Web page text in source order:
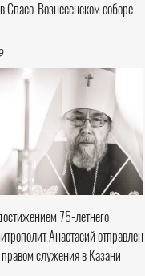
Спасо-Вознесенском соборе
75-летнего
Анастасий отправлен
служения в Казани